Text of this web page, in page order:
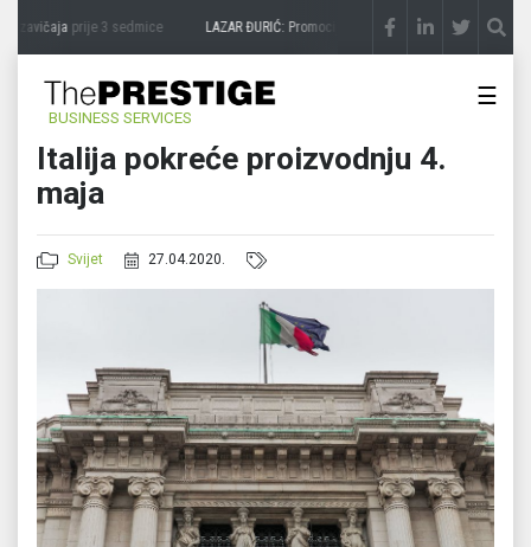
zavičajaprije 3 sedmice LAZAR ĐURIĆ: Promocija potencijal pretvara u destinaciju
BUSINESS SERVICES
☰
Italija pokreće proizvodnju 4.
maja
Svijet 27.04.2020.